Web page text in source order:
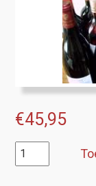
€45,95
Proefpakket
24